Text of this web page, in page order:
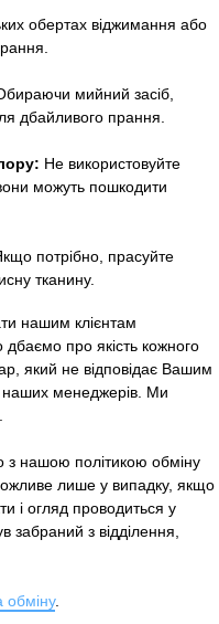
обертах віджимання або
мийний засіб,
дбайливого прання.
Не використовуйте
вони можуть пошкодити
потрібно, прасуйте
тканину.
нашим клієнтам
дбаємо про якість кожного
який не відповідає Вашим
наших менеджерів. Ми
з нашою політикою обміну
лише у випадку, якщо
і огляд проводиться у
забраний з відділення,
обміну.